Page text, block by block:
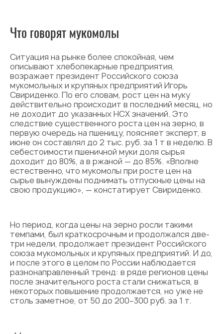
Что говорят мукомолы
Ситуация на рынке более спокойная, чем
описывают хлебопекарные предприятия,
возражает президент Российского союза
мукомольных и крупяных предприятий Игорь
Свириденко. По его словам, рост цен на муку
действительно происходит в последний месяц, но
не доходит до указанных НСХ значений. Это
следствие существенного роста цен на зерно, в
первую очередь на пшеницу, поясняет эксперт, в
июне он составлял до 2 тыс. руб. за 1 т в неделю. В
себестоимости пшеничной муки доля сырья
доходит до 80%, а в ржаной — до 85%. «Вполне
естественно, что мукомолы при росте цен на
сырье вынуждены поднимать отпускные цены на
свою продукцию», — констатирует Свириденко.
Но период, когда цены на зерно росли такими
темпами, был краткосрочным и продолжался две-
три недели, продолжает президент Российского
союза мукомольных и крупяных предприятий. И до,
и после этого в целом по России наблюдается
разнонаправленный тренд: в ряде регионов цены
после значительного роста стали снижаться, в
некоторых повышение продолжается, но уже не
столь заметное, от 50 до 200–300 руб. за 1 т.